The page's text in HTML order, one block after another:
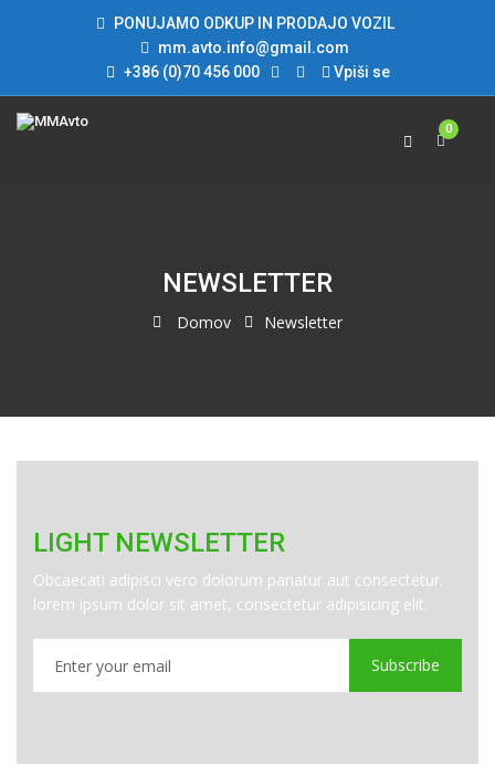
PONUJAMO ODKUP IN PRODAJO VOZIL
mm.avto.info@gmail.com
+386 (0)70 456 000
Vpiši se
0
NEWSLETTER
Domov Newsletter
LIGHT NEWSLETTER
Obcaecati adipisci vero dolorum pariatur aut consectetur.
lorem ipsum dolor sit amet, consectetur adipisicing elit.
Subscribe